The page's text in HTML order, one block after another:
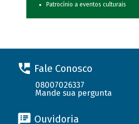
Patrocínio a eventos culturais
Fale Conosco
08007026337
Mande sua pergunta
Ouvidoria